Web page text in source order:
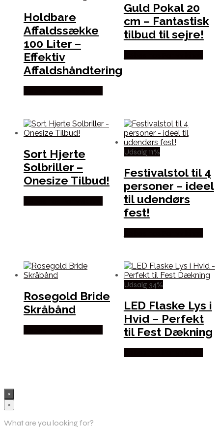
Holdbare
Affaldssække
100 Liter –
Effektiv
Affaldshåndtering
Guld Pokal 20
cm – Fantastisk
tilbud til sejre!
Sort Hjerte
Solbriller –
Onesize Tilbud!
Udsalg 11%
Festivalstol til 4
personer – ideel
til udendørs
fest!
Rosegold Bride
Skråbånd
Udsalg 34%
LED Flaske Lys i
Hvid – Perfekt
til Fest Dækning
×
×
What are you looking for?